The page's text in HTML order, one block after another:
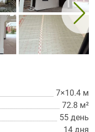
7×10.4 м
72.8 м²
55 день
14 дня